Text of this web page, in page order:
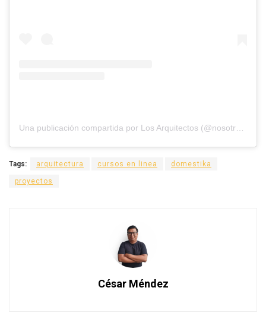
Tags: arquitectura cursos en linea domestika
proyectos
César Méndez